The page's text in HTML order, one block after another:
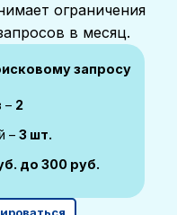
ограничения
в месяц.
запросу
– 2
– 3 шт.
до 300 руб.